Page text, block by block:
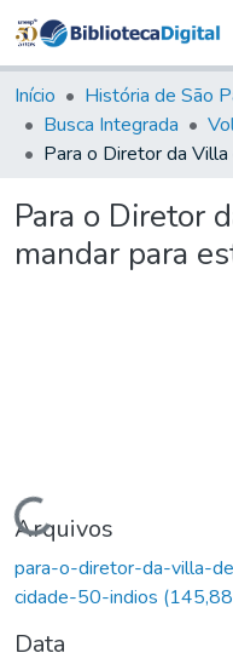
Início História de São
Busca Integrada
Para o Diretor
mandar para
Carregando...
Arquivos
para-o-diretor-da-villa-
cidade-50-indios
Data